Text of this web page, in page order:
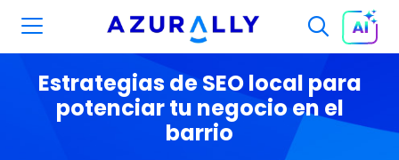
Estrategias de SEO local para
potenciar tu negocio en el
barrio